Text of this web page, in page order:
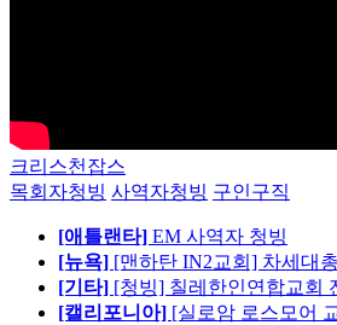
크리스천잡스
목회자청빙 사역자청빙 구인구직
[애틀랜타] EM 사역자 청빙
[뉴욕] [맨하탄 IN2교회] 차세대
[기타] [청빙] 칠레한인연합교회
[캘리포니아] [실로암 로스모어